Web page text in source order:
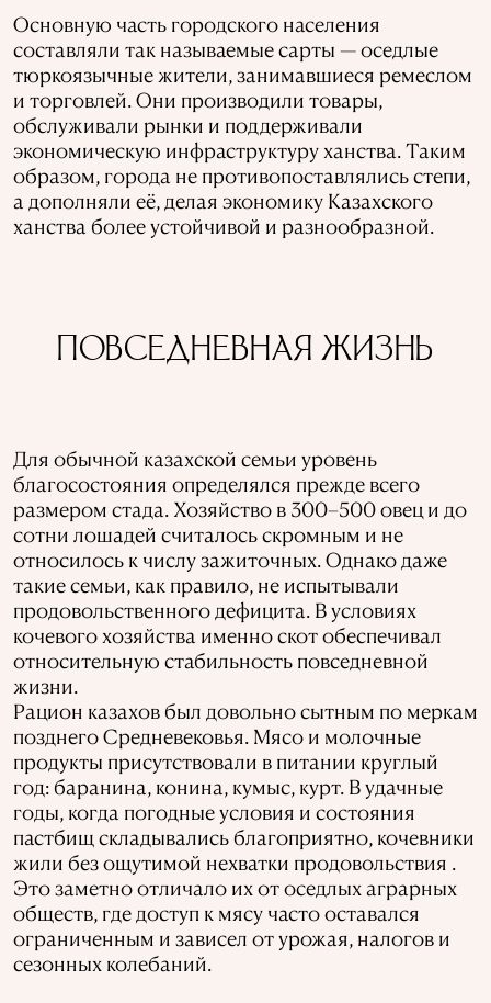
Основную часть городского населения
составляли так называемые сарты — оседлые
тюркоязычные жители, занимавшиеся ремеслом
и торговлей. Они производили товары,
обслуживали рынки и поддерживали
экономическую инфраструктуру ханства. Таким
образом, города не противопоставлялись степи,
а дополняли её, делая экономику Казахского
ханства более устойчивой и разнообразной.
ПОВСЕДНЕВНАЯ ЖИЗНЬ
Для обычной казахской семьи уровень
благосостояния определялся прежде всего
размером стада. Хозяйство в 300–500 овец и до
сотни лошадей считалось скромным и не
относилось к числу зажиточных. Однако даже
такие семьи, как правило, не испытывали
продовольственного дефицита. В условиях
кочевого хозяйства именно скот обеспечивал
относительную стабильность повседневной
жизни.
Рацион казахов был довольно сытным по меркам
позднего Средневековья. Мясо и молочные
продукты присутствовали в питании круглый
год: баранина, конина, кумыс, курт. В удачные
годы, когда погодные условия и состояния
пастбищ складывались благоприятно, кочевники
жили без ощутимой нехватки продовольствия .
Это заметно отличало их от оседлых аграрных
обществ, где доступ к мясу часто оставался
ограниченным и зависел от урожая, налогов и
сезонных колебаний.